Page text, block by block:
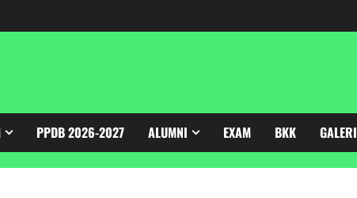
PPDB 2026-2027 ALUMNI EXAM BKK GALERI